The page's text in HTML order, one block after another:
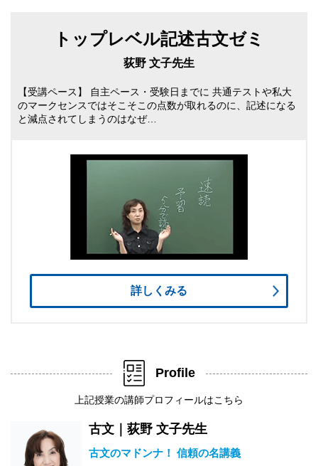
トップレベル記述古文ゼミ
荻野 文子先生
【受講ペース】 自主ペース・受験日までに 共通テストや私大
のマークセンスではそこそこの点数が取れるのに、記述になる
と減点されてしまうのはなぜ…
詳しくみる
Profile
上記授業の講師プロフィールはこちら
古文｜荻野 文子先生
古文のマドンナ！ 信頼の名講義